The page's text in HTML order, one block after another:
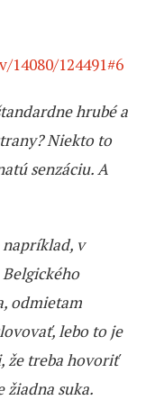
124491#6
hrubé a
Niekto to
senzáciu. A
napríklad, v
odmietam
lebo to je
že treba hovoriť
žiadna suka.